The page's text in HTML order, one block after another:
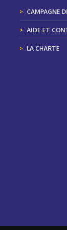
CAMPAGNE
AIDE ET
LA CHARTE